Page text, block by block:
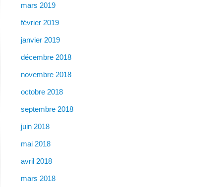
mars 2019
février 2019
janvier 2019
décembre 2018
novembre 2018
octobre 2018
septembre 2018
juin 2018
mai 2018
avril 2018
mars 2018